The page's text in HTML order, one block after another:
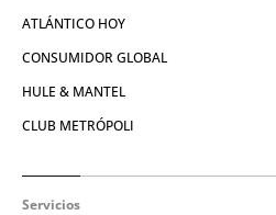
ATLÁNTICO HOY
CONSUMIDOR GLOBAL
HULE & MANTEL
CLUB METRÓPOLI
Servicios